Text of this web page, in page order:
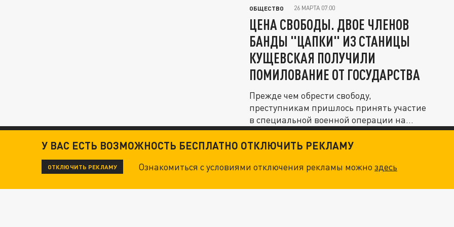
ОБЩЕСТВО 26 МАРТА 07:00
ЦЕНА СВОБОДЫ. ДВОЕ ЧЛЕНОВ
БАНДЫ "ЦАПКИ" ИЗ СТАНИЦЫ
КУЩЕВСКАЯ ПОЛУЧИЛИ
ПОМИЛОВАНИЕ ОТ ГОСУДАРСТВА
Прежде чем обрести свободу,
преступникам пришлось принять участие
в специальной военной операции на
Украине.
У ВАС ЕСТЬ ВОЗМОЖНОСТЬ БЕСПЛАТНО ОТКЛЮЧИТЬ РЕКЛАМУ
ОТКЛЮЧИТЬ РЕКЛАМУ Ознакомиться с условиями отключения рекламы можноздесь